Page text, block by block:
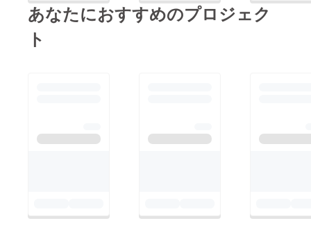
あなたにおすすめのプロジェク
ト